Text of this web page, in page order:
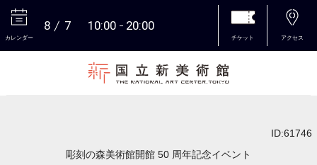
カレンダー
8 7 10:00 20:00
チケット アクセス
ID:61746
彫刻の森美術館開館 50 周年記念イベント